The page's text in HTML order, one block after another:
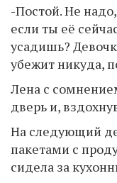
-Постой. Не
если ты её
усадишь?
убежит никуда,
Лена с
дверь и,
На следующий
пакетами с
сидела за